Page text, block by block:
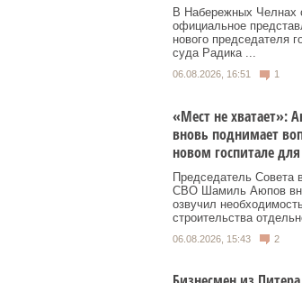
В Набережных Челнах
официальное
нового председателя
суда Радика ...
06.08.2026, 16:51 1
«Мест не хватает»:
вновь поднимает
новом госпитале
Председатель Совета
СВО Шамиль Аюпов
озвучил
строительства
06.08.2026, 15:43 2